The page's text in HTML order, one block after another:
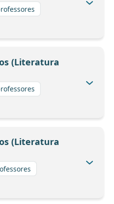
(Literatura
(Literatura